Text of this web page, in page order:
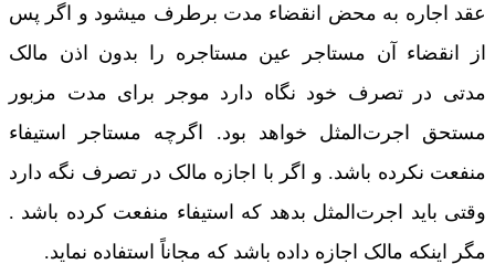
عقد اجاره به محض انقضاء مدت برطرف میشود و اگر پس
از انقضاء آن مستاجر عین مستاجره را بدون اذن مالک
مدتی در تصرف‌ خود نگاه دارد موجر برای مدت مزبور
مستحق اجرت‌المثل خواهد بود. اگرچه مستاجر استیفاء
منفعت نکرده باشد. و اگر با اجازه مالک در تصرف نگه دارد
وقتی باید اجرت‌المثل بدهد که استیفاء منفعت کرده باشد .
مگر اینکه مالک اجازه داده باشد که مجاناً استفاده نماید.